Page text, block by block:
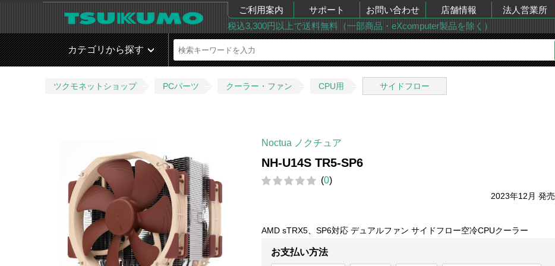
ご利用案内 サポート お問い合わせ 店舗情報 法人営業所
税込3,300円以上で送料無料（一部商品・eXcomputer製品を除く）
カテゴリから探す
ツクモネットショップ PCパーツ クーラー・ファン CPU用 サイドフロー
Noctua ノクチュア
NH-U14S TR5-SP6
(0)
2023年12月 発売
AMD sTRX5、SP6対応 デュアルファン サイドフロー空冷CPUクーラー
お支払い方法